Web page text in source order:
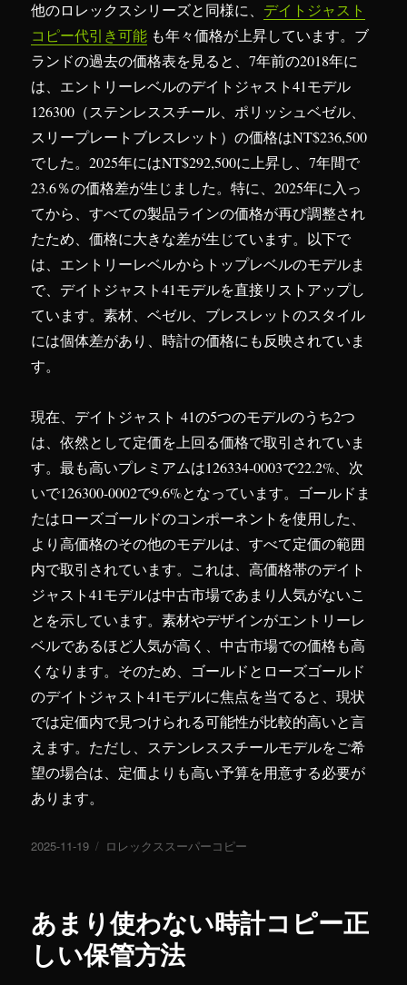
他のロレックスシリーズと同様に、 デイトジャスト
コピー代引き可能 も年々価格が上昇しています。ブ
ランドの過去の価格表を見ると、7年前の2018年に
は、エントリーレベルのデイトジャスト41モデル
126300（ステンレススチール、ポリッシュベゼル、
スリープレートブレスレット）の価格はNT$236,500
でした。2025年にはNT$292,500に上昇し、7年間で
23.6％の価格差が生じました。特に、2025年に入っ
てから、すべての製品ラインの価格が再び調整され
たため、価格に大きな差が生じています。以下で
は、エントリーレベルからトップレベルのモデルま
で、デイトジャスト41モデルを直接リストアップし
ています。素材、ベゼル、ブレスレットのスタイル
には個体差があり、時計の価格にも反映されていま
す。
現在、デイトジャスト 41の5つのモデルのうち2つ
は、依然として定価を上回る価格で取引されていま
す。最も高いプレミアムは126334-0003で22.2%、次
いで126300-0002で9.6%となっています。ゴールドま
たはローズゴールドのコンポーネントを使用した、
より高価格のその他のモデルは、すべて定価の範囲
内で取引されています。これは、高価格帯のデイト
ジャスト41モデルは中古市場であまり人気がないこ
とを示しています。素材やデザインがエントリーレ
ベルであるほど人気が​​高く、中古市場での価格も高
くなります。そのため、ゴールドとローズゴールド
のデイトジャスト41モデルに焦点を当てると、現状
では定価内で見つけられる可能性が比較的高いと言
えます。ただし、ステンレススチールモデルをご希
望の場合は、定価よりも高い予算を用意する必要が
あります。
投
2025-11-19
カ
ー
ロレックススーパーコピー
あまり使わない時計コピー正
しい保管方法